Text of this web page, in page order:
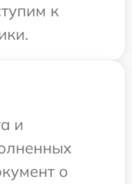
к
и
о